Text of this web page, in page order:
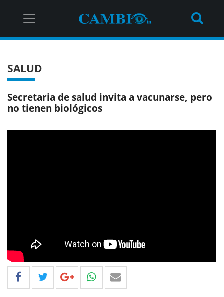
SALUD
Secretaria de salud invita a vacunarse, pero
no tienen biológicos